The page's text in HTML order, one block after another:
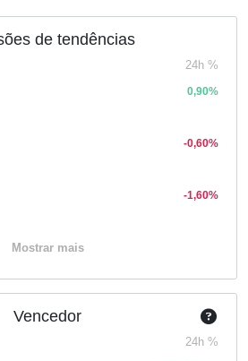
de tendências
24h %
0,90%
-0,60%
-1,60%
Mostrar mais
Vencedor
24h %